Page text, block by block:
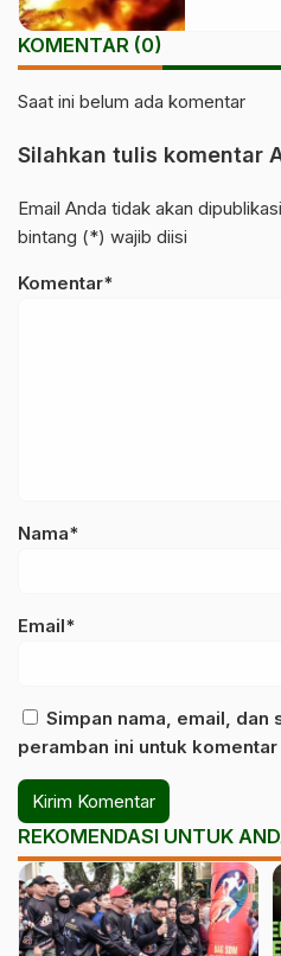
KOMENTAR (0)
Saat ini belum ada komentar
Silahkan tulis komentar
Email Anda tidak akan
bintang (*) wajib diisi
Komentar*
Nama*
Email*
Simpan nama, email, dan
peramban ini untuk
REKOMENDASI UNTUK